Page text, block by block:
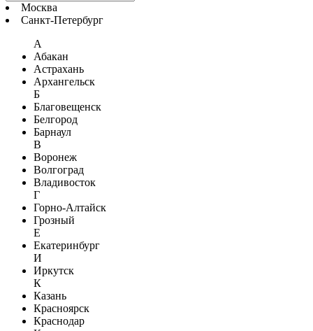
Москва
Санкт-Петербург
А
Абакан
Астрахань
Архангельск
Б
Благовещенск
Белгород
Барнаул
В
Воронеж
Волгоград
Владивосток
Г
Горно-Алтайск
Грозный
Е
Екатеринбург
И
Иркутск
К
Казань
Красноярск
Краснодар